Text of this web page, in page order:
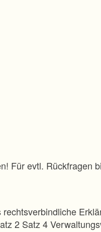
Für evtl. Rückfragen
2 Satz 4